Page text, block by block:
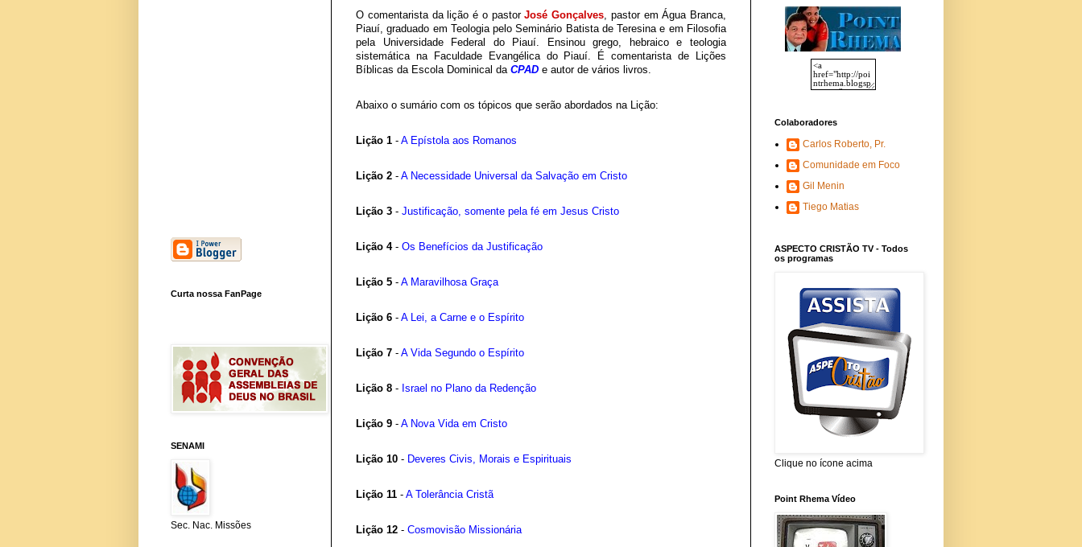
O comentarista da lição é o pastorJosé Gonçalves, pastor em Água Branca,
Piauí, graduado em Teologia pelo Seminário Batista de Teresina e em Filosofia
pela Universidade Federal do Piauí. Ensinou grego, hebraico e teologia
sistemática na Faculdade Evangélica do Piauí. É comentarista de Lições
Bíblicas da Escola Dominical da CPAD e autor de vários livros.
Abaixo o sumário com os tópicos que serão abordados na Lição:
Lição 1 - A Epístola aos Romanos
Lição 2 - A Necessidade Universal da Salvação em Cristo
Lição 3 - Justificação, somente pela fé em Jesus Cristo
Lição 4- Os Benefícios da Justificação
Lição 5 - A Maravilhosa Graça
Lição 6 - A Lei, a Carne e o Espírito
Lição 7 - A Vida Segundo o Espírito
Lição 8 - Israel no Plano da Redenção
Lição 9 - A Nova Vida em Cristo
Lição 10 - Deveres Civis, Morais e Espirituais
Lição 11 - A Tolerância Cristã
Lição 12 - Cosmovisão Missionária
Curta nossa FanPage
SENAMI
Sec. Nac. Missões
Colaboradores
Carlos Roberto, Pr.
Comunidade em Foco
Gil Menin
Tiego Matias
ASPECTO CRISTÃO TV - Todos
os programas
Clique no ícone acima
Point Rhema Vídeo